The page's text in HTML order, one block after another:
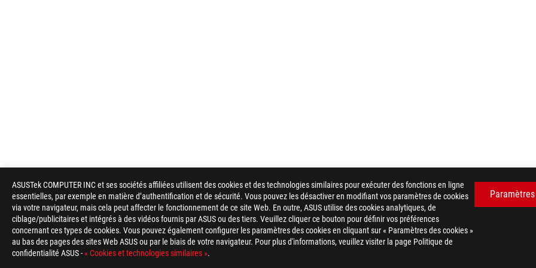
ASUSTek COMPUTER INC et ses sociétés affiliées utilisent des cookies et des technologies similaires pour exécuter des fonctions en ligne
essentielles, par exemple en matière d’authentification et de sécurité. Vous pouvez les désactiver en modifiant vos paramètres de cookies
via votre navigateur, mais cela peut affecter le fonctionnement de ce site Web. En outre, ASUS utilise des cookies analytiques, de
ciblage/publicitaires et intégrés à des vidéos fournis par ASUS ou des tiers. Veuillez cliquer ce bouton pour définir vos préférences
concernant ces types de cookies. Vous pouvez également configurer les paramètres des cookies en cliquant sur « Paramètres des cookies »
au bas des pages des sites Web ASUS ou par le biais de votre navigateur. Pour plus d'informations, veuillez visiter la page Politique de
confidentialité ASUS -« Cookies et technologies similaires ».